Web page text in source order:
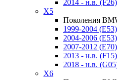
2014 - н.в. (F26)
X5
Поколения
1999-2004 (E53)
2004-2006 (E53)
2007-2012 (E70)
2013 - н.в. (F15)
2018 - н.в.
X6